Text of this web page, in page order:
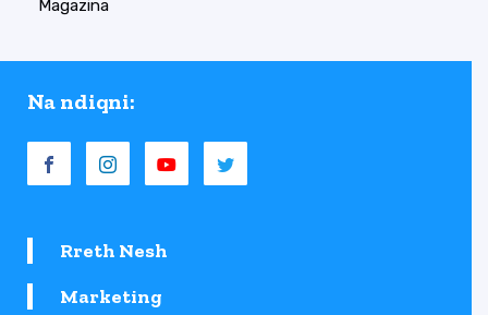
Magazina
Na ndiqni:
Rreth Nesh
Marketing